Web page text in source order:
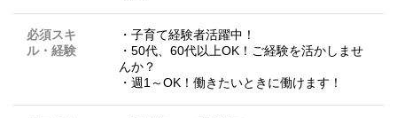
必須スキ
ル・経験
・子育て経験者活躍中！
・50代、60代以上OK！ご経験を活かしませ
んか？
・週1～OK！働きたいときに働けます！